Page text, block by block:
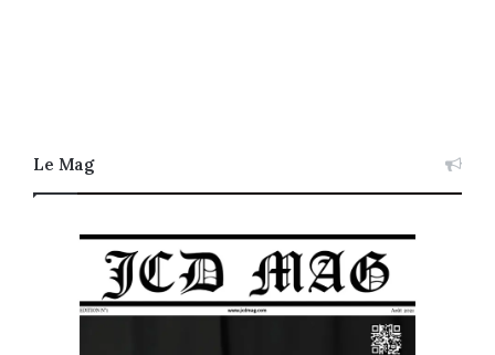
Le Mag